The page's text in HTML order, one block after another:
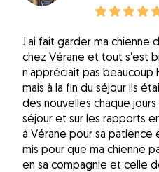
J’ai fait garder ma chienne
chez Vérane et tout s’est
n’appréciait pas beaucoup
mais à la fin du séjour ils
des nouvelles chaque
séjour et sur les rapports
à Vérane pour sa patience
mis pour que ma chienne
en sa compagnie et celle